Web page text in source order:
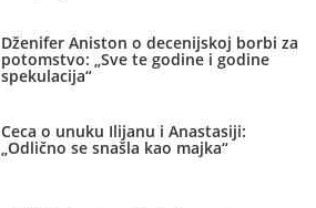
Dženifer Aniston o decenijskoj borbi za
potomstvo: „Sve te godine i godine
spekulacija“
Ceca o unuku Ilijanu i Anastasiji:
„Odlično se snašla kao majka“